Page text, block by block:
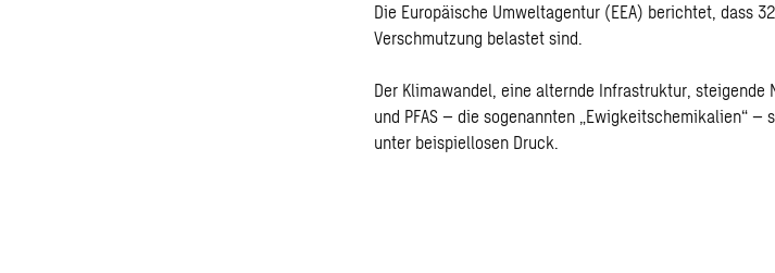
Die Europäische Umweltagentur (EEA) berichtet, dass
Verschmutzung belastet sind.
Der Klimawandel, eine alternde Infrastruktur,
und PFAS – die sogenannten „Ewigkeitschemikalien“ –
unter beispiellosen Druck.